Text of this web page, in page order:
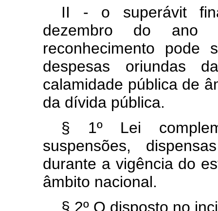
II - o superávit
dezembro do ano
reconhecimento pode
despesas oriundas
calamidade pública de
da dívida pública.
§ 1º Lei
suspensões,
durante a vigência do
âmbito nacional.
§ 2º O disposto no